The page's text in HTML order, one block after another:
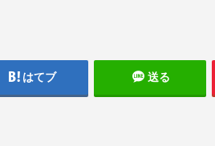
はてブ 送る